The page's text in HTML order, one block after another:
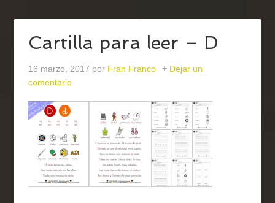
Cartilla para leer – D
16 marzo, 2017 por Fran Franco
Dejar un
comentario